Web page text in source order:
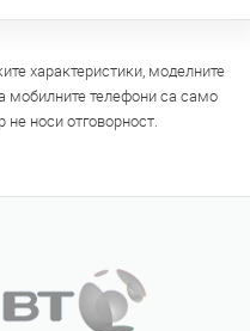
характеристики, моделните
мобилните телефони са само
носи отговорност.